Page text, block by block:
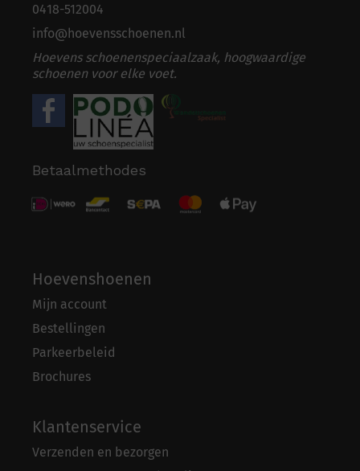
0418-512004
info@hoevensschoenen.nl
Hoevens schoenenspeciaalzaak, hoogwaardige
schoenen voor elke voet.
Betaalmethodes
Hoevenshoenen
Mijn account
Bestellingen
Parkeerbeleid
Brochures
Klantenservice
Verzenden en bezorgen